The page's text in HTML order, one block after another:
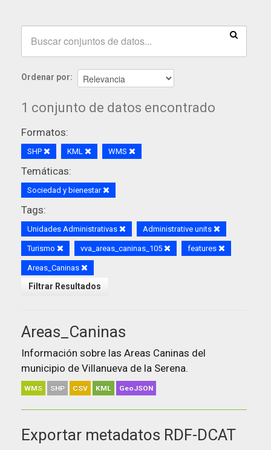
Ordenar por
1 conjunto de datos encontrado
Formatos:
SHP KML WMS
Temáticas:
Sociedad y bienestar
Tags:
Unidades Administrativas Administrative units
Turismo vva_areas_caninas_105 features
Areas_Caninas
Filtrar Resultados
Areas_Caninas
Información sobre las Areas Caninas del
municipio de Villanueva de la Serena.
WMS SHP CSV KML GeoJSON
Exportar metadatos RDF-DCAT